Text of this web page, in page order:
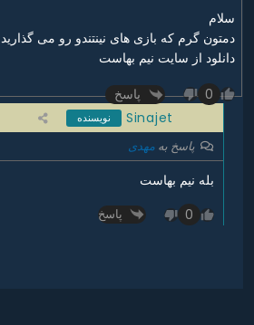
سلام
دمتون گرم که بازی های نینتندو رو می گذارید
دانلود از سایت نیم بهاست
0
پاسخ
Sinajet
نویسنده
پاسخ به مهدی
بله نیم بهاست
0
پاسخ